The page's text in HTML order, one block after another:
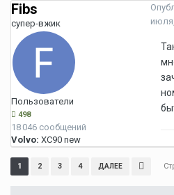
Fibs
супер-вжик
Пользователи
498
18 046 сообщений
Volvo: XC90 new
1 2 3 4 ДАЛЕЕ